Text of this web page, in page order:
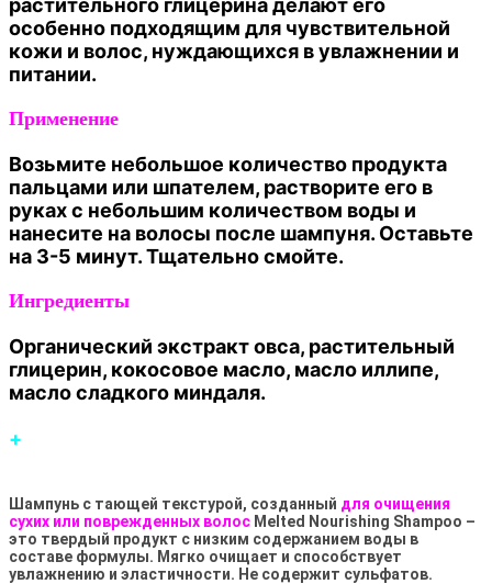
растительного глицерина делают его
особенно подходящим для чувствительной
кожи и волос, нуждающихся в увлажнении и
питании.
Применение
Возьмите небольшое количество продукта
пальцами или шпателем, растворите его в
руках с небольшим количеством воды и
нанесите на волосы после шампуня. Оставьте
на 3-5 минут. Тщательно смойте.
Ингредиенты
Органический экстракт овса, растительный
глицерин, кокосовое масло, масло иллипе,
масло сладкого миндаля.
+
Шампунь с тающей текстурой, созданный для очищения
сухих или поврежденных волос Melted Nourishing Shampoo –
это твердый продукт с низким содержанием воды в
составе формулы. Мягко очищает и способствует
увлажнению и эластичности. Не содержит сульфатов.